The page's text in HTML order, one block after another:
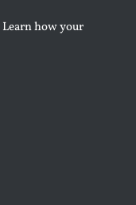
Learn how your